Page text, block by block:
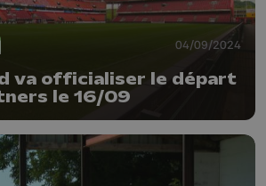
04/09/2024
va officialiser le départ
le 16/09